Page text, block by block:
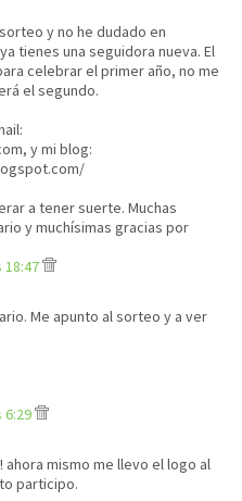
y no he dudado en
tienes una seguidora nueva. El
celebrar el primer año, no me
el segundo.
y mi blog:
a tener suerte. Muchas
y muchísimas gracias por
18:47
Me apunto al sorteo y a ver
6:29
mismo me llevo el logo al
participo.